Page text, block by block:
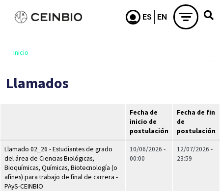
Pasar al contenido principal
Inicio
Llamados
Fecha de
inicio de
postulación
Fecha de fin
de
postulación
Llamado 02_26 - Estudiantes de grado
del área de Ciencias Biológicas,
Bioquímicas, Químicas, Biotecnología (o
afines) para trabajo de final de carrera -
PAyS-CEINBIO
10/06/2026 -
00:00
12/07/2026 -
23:59